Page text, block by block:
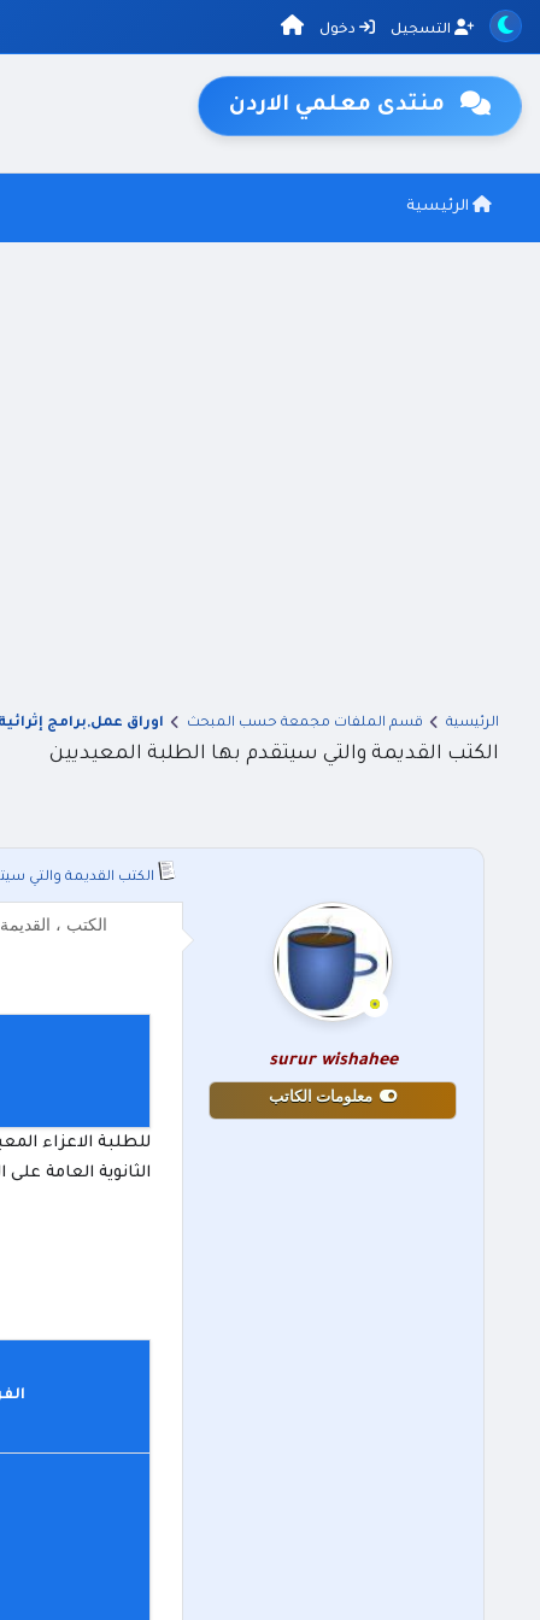
التسجيل دخول
منتدى معلمي الاردن
الرئيسية
الرئيسية قسم الملفات مجمعة حسب المبحث اوراق عمل,برامج
الكتب القديمة والتي سيتقدم بها الطلبة المعيديين
الكتب القديمة والتي
surur wishahee
معلومات الكاتب
الكتب ،
للطلبة الاعزاء
الثانوية العامة على الدورة الشتوية للعام